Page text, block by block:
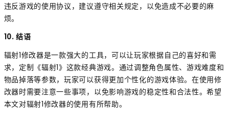
违反游戏的使用协议，建议遵守相关规定，以免造成不必要的麻
烦。
10. 结语
辐射1修改器是一款强大的工具，可以让玩家根据自己的喜好和需
求，定制《辐射1》这款经典游戏。通过调整角色属性、游戏难度和
物品掉落等参数，玩家可以获得更加个性化的游戏体验。在使用修
改器时需要注意一些事项，以免影响游戏的稳定性和合法性。希望
本文对辐射1修改器的使用有所帮助。